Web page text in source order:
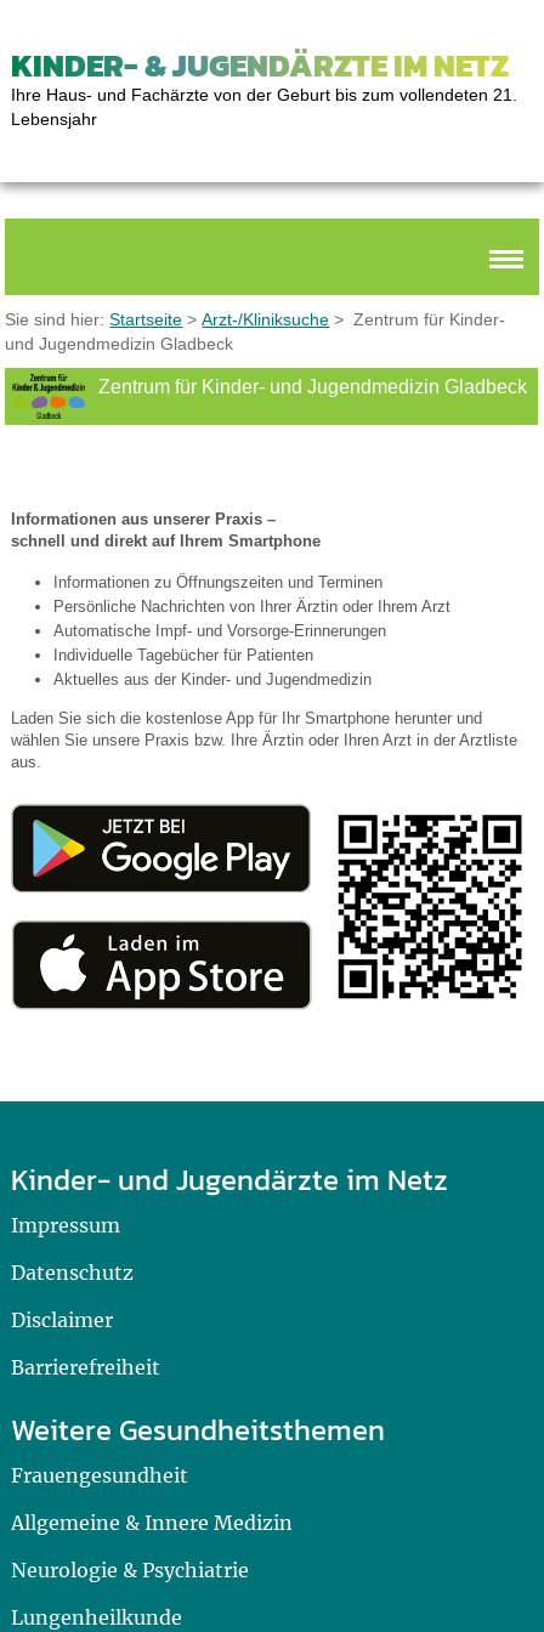
KINDER- & JUGENDÄRZTE IM NETZ
Ihre Haus- und Fachärzte von der Geburt bis zum vollendeten 21.
Lebensjahr
Sie sind hier:Startseite >Arzt-/Kliniksuche > Zentrum für Kinder-
und Jugendmedizin Gladbeck
Zentrum für Kinder- und Jugendmedizin Gladbeck
Informationen aus unserer Praxis –
schnell und direkt auf Ihrem Smartphone
Informationen zu Öffnungszeiten und Terminen
Persönliche Nachrichten von Ihrer Ärztin oder Ihrem Arzt
Automatische Impf- und Vorsorge-Erinnerungen
Individuelle Tagebücher für Patienten
Aktuelles aus der Kinder- und Jugendmedizin
Laden Sie sich die kostenlose App für Ihr Smartphone herunter und
wählen Sie unsere Praxis bzw. Ihre Ärztin oder Ihren Arzt in der Arztliste
aus.
Kinder- und Jugendärzte im Netz
Impressum
Datenschutz
Disclaimer
Barrierefreiheit
Weitere Gesundheitsthemen
Frauengesundheit
Allgemeine & Innere Medizin
Neurologie & Psychiatrie
Lungenheilkunde